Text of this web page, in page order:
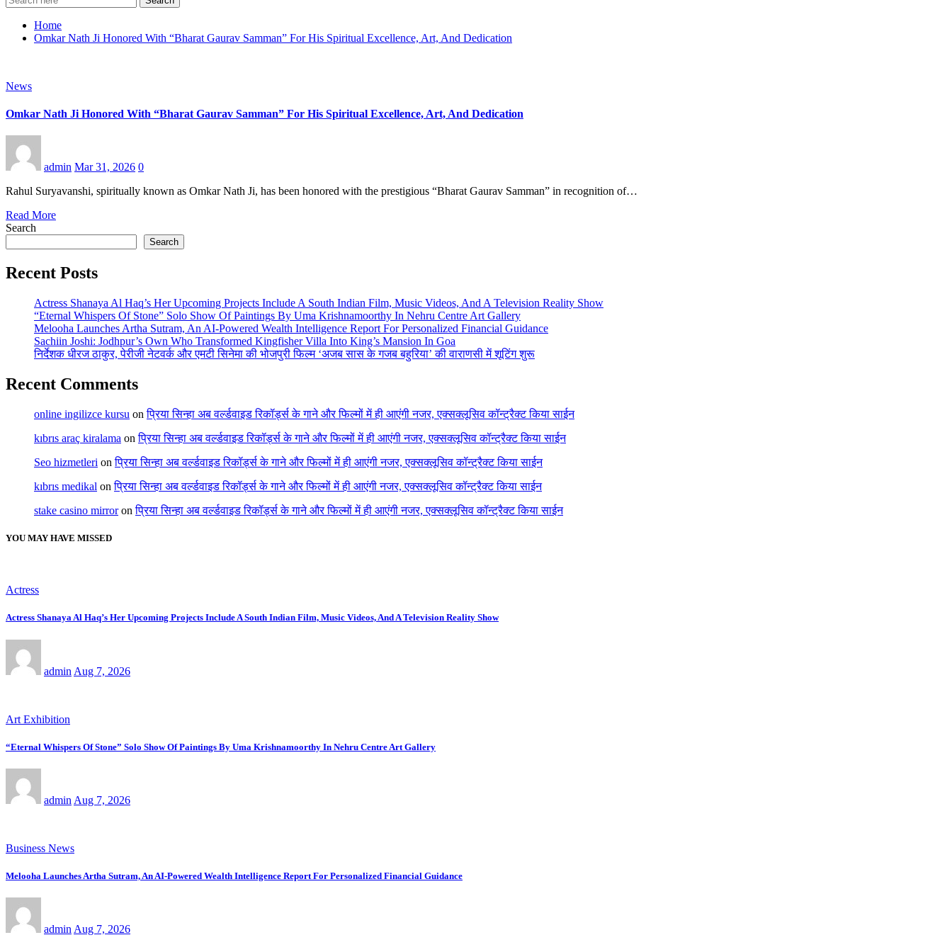
Home
Omkar Nath Ji Honored With “Bharat Gaurav Samman” For His Spiritual Excellence, Art, And Dedication
News
Omkar Nath Ji Honored With “Bharat Gaurav Samman” For His Spiritual Excellence, Art, And Dedication
admin Mar 31, 2026 0
Rahul Suryavanshi, spiritually known as Omkar Nath Ji, has been honored with the prestigious “Bharat Gaurav Samman” in recognition of…
Read More
Search
Search
Recent Posts
Actress Shanaya Al Haq’s Her Upcoming Projects Include A South Indian Film, Music Videos, And A Television Reality Show
“Eternal Whispers Of Stone” Solo Show Of Paintings By Uma Krishnamoorthy In Nehru Centre Art Gallery
Melooha Launches Artha Sutram, An AI-Powered Wealth Intelligence Report For Personalized Financial Guidance
Sachiin Joshi: Jodhpur’s Own Who Transformed Kingfisher Villa Into King’s Mansion In Goa
निर्देशक धीरज ठाकुर, पेरीजी नेटवर्क और एमटी सिनेमा की भोजपुरी फिल्म ‘अजब सास के गजब बहुरिया’ की वाराणसी में शूटिंग शुरू
Recent Comments
online ingilizce kursu onप्रिया सिन्हा अब वर्ल्डवाइड रिकॉर्ड्स के गाने और फिल्मों में ही आएंगी नजर, एक्सक्लूसिव कॉन्ट्रैक्ट किया साईन
kıbrıs araç kiralama onप्रिया सिन्हा अब वर्ल्डवाइड रिकॉर्ड्स के गाने और फिल्मों में ही आएंगी नजर, एक्सक्लूसिव कॉन्ट्रैक्ट किया साईन
Seo hizmetleri onप्रिया सिन्हा अब वर्ल्डवाइड रिकॉर्ड्स के गाने और फिल्मों में ही आएंगी नजर, एक्सक्लूसिव कॉन्ट्रैक्ट किया साईन
kıbrıs medikal onप्रिया सिन्हा अब वर्ल्डवाइड रिकॉर्ड्स के गाने और फिल्मों में ही आएंगी नजर, एक्सक्लूसिव कॉन्ट्रैक्ट किया साईन
stake casino mirroronप्रिया सिन्हा अब वर्ल्डवाइड रिकॉर्ड्स के गाने और फिल्मों में ही आएंगी नजर, एक्सक्लूसिव कॉन्ट्रैक्ट किया साईन
YOU MAY HAVE MISSED
Actress
Actress Shanaya Al Haq’s Her Upcoming Projects Include A South Indian Film, Music Videos, And A Television Reality Show
admin Aug 7, 2026
Art Exhibition
“Eternal Whispers Of Stone” Solo Show Of Paintings By Uma Krishnamoorthy In Nehru Centre Art Gallery
admin Aug 7, 2026
Business News
Melooha Launches Artha Sutram, An AI-Powered Wealth Intelligence Report For Personalized Financial Guidance
admin Aug 7, 2026